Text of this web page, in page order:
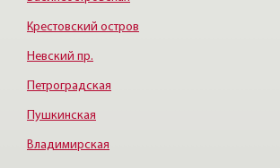
Крестовский остров
Невский пр.
Петроградская
Пушкинская
Владимирская